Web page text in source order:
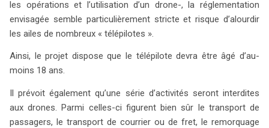
les opérations et l’utilisation d’un drone-, la réglementation
envisagée semble particulièrement stricte et risque d’alourdir
les ailes de nombreux « télépilotes ».
Ainsi, le projet dispose que le télépilote devra être âgé d’au-
moins 18 ans.
Il prévoit également qu’une série d’activités seront interdites
aux drones. Parmi celles-ci figurent bien sûr le transport de
passagers, le transport de courrier ou de fret, le remorquage